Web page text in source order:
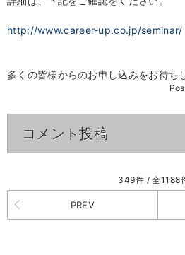
http://www.career-up.co.jp/seminar/
多くの皆様からのお申し込みをお待ち
コメント投稿
349件 / 全1188
PREV